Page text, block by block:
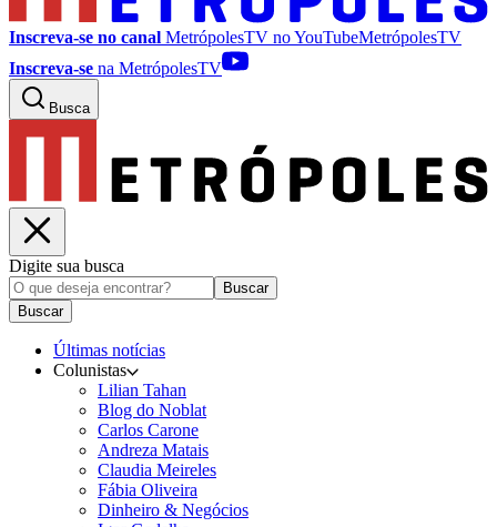
Inscreva-se no canal MetrópolesTV noYouTubeMetrópolesTV
Inscreva-se na MetrópolesTV
Busca
Digite sua busca
Buscar
Buscar
Últimas notícias
Colunistas
Lilian Tahan
Blog do Noblat
Carlos Carone
Andreza Matais
Claudia Meireles
Fábia Oliveira
Dinheiro & Negócios